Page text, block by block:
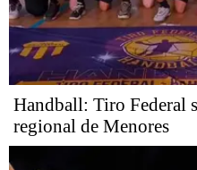
Handball: Tiro Federal
regional de Menores